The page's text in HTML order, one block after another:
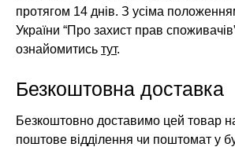
протягом 14 днів. З усіма
України “Про захист прав
ознайомитись тут.
Безкоштовна доставка
Безкоштовно доставимо цей товар
поштове відділення чи поштомат у